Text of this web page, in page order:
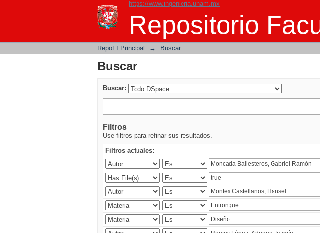
https://www.ingenieria.unam.mx
Repositorio
Buscar
RepoFI Principal → Buscar
Buscar
Buscar:
Filtros
Use filtros para refinar sus resultados.
Filtros actuales: